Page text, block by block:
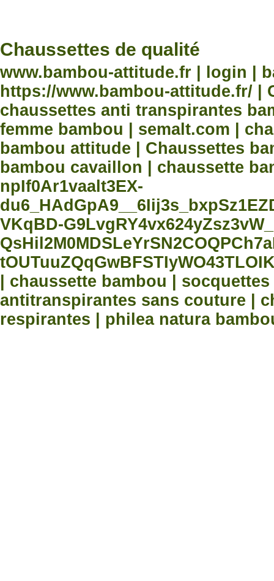
Chaussettes de qualité
www.bambou-attitude.fr | login |
https://www.bambou-attitude.fr/ |
chaussettes anti transpirantes
femme bambou | semalt.com |
bambou attitude | Chaussettes
bambou cavaillon | chaussette
npIf0Ar1vaalt3EX-
VKqBD-
| chaussette bambou |
antitranspirantes sans couture |
respirantes | philea natura